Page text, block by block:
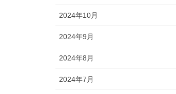
2024年10月
2024年9月
2024年8月
2024年7月